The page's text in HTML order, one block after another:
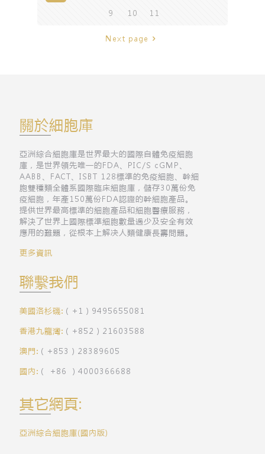
9
10 11
Next page
關於細胞庫
亞洲綜合細胞庫是世界最大的國際自體免疫細胞
庫，是世界領先唯一的FDA、PIC/S cGMP、
AABB、FACT、ISBT 128標準的免疫細胞、幹細
胞雙種類全體系國際臨床細胞庫，儲存30萬份免
疫細胞，年產150萬份FDA認證的幹細胞產品。
提供世界最高標準的細胞產品和細胞醫療服務，
解決了世界上國際標準細胞數量過少及安全有效
應用的難題，從根本上解决人類健康長壽問題。
更多資訊
聯繫我們
美國洛杉磯: （+1）9495655081
香港九龍灣: （+852）21603588
澳門: （+853）28389605
國內: （ +86 ）4000366688
其它網頁:
亞洲綜合細胞庫(國內版)